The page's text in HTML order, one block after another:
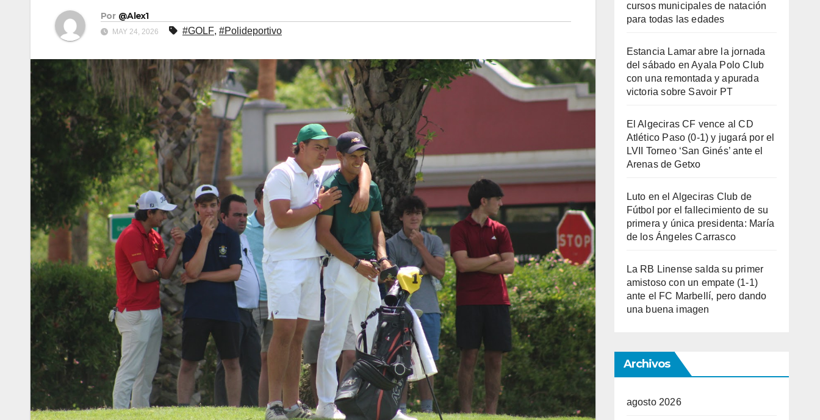
Por @Alex1
MAY 24, 2026 #GOLF, #Polideportivo
cursos municipales de natación
para todas las edades
Estancia Lamar abre la jornada
del sábado en Ayala Polo Club
con una remontada y apurada
victoria sobre Savoir PT
El Algeciras CF vence al CD
Atlético Paso (0-1) y jugará por el
LVII Torneo ‘San Ginés’ ante el
Arenas de Getxo
Luto en el Algeciras Club de
Fútbol por el fallecimiento de su
primera y única presidenta: María
de los Ángeles Carrasco
La RB Linense salda su primer
amistoso con un empate (1-1)
ante el FC Marbellí, pero dando
una buena imagen
Archivos
agosto 2026